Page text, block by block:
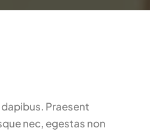
Praesent
nec, egestas non